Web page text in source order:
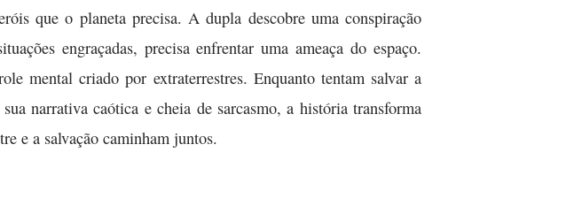
que o planeta precisa. A dupla descobre uma conspiração
engraçadas, precisa enfrentar uma ameaça do espaço.
mental criado por extraterrestres. Enquanto tentam salvar a
narrativa caótica e cheia de sarcasmo, a história transforma
e a salvação caminham juntos.